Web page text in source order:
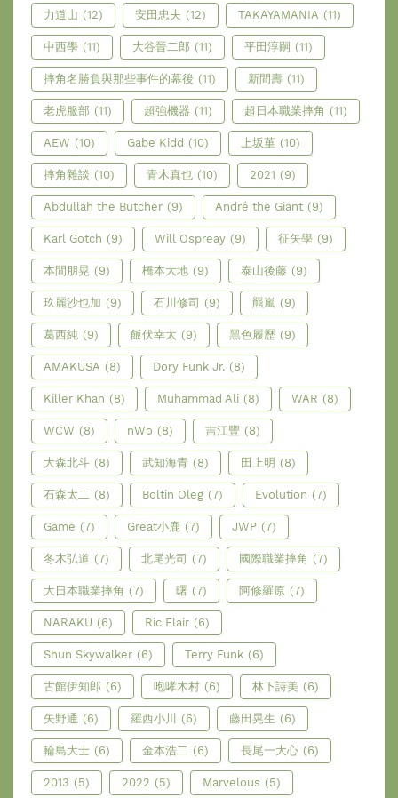
力道山 (12) 安田忠夫 (12) TAKAYAMANIA (11)
中西學 (11) 大谷晉二郎 (11) 平田淳嗣 (11)
摔角名勝負與那些事件的幕後 (11) 新間壽 (11)
老虎服部 (11) 超強機器 (11) 超日本職業摔角 (11)
AEW (10) Gabe Kidd (10) 上坂堇 (10)
摔角雜談 (10) 青木真也 (10) 2021 (9)
Abdullah the Butcher (9) André the Giant (9)
Karl Gotch (9) Will Ospreay (9) 征矢學 (9)
本間朋晃 (9) 橋本大地 (9) 泰山後藤 (9)
玖麗沙也加 (9) 石川修司 (9) 羆嵐 (9)
葛西純 (9) 飯伏幸太 (9) 黑色履歷 (9)
AMAKUSA (8) Dory Funk Jr. (8)
Killer Khan (8) Muhammad Ali (8) WAR (8)
WCW (8) nWo (8) 吉江豐 (8)
大森北斗 (8) 武知海青 (8) 田上明 (8)
石森太二 (8) Boltin Oleg (7) Evolution (7)
Game (7) Great小鹿 (7) JWP (7)
冬木弘道 (7) 北尾光司 (7) 國際職業摔角 (7)
大日本職業摔角 (7) 曙 (7) 阿修羅原 (7)
NARAKU (6) Ric Flair (6)
Shun Skywalker (6) Terry Funk (6)
古館伊知郎 (6) 咆哮木村 (6) 林下詩美 (6)
矢野通 (6) 羅西小川 (6) 藤田晃生 (6)
輪島大士 (6) 金本浩二 (6) 長尾一大心 (6)
2013 (5) 2022 (5) Marvelous (5)